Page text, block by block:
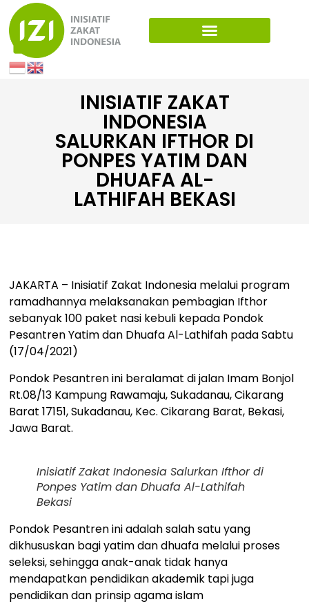
INISIATIF ZAKAT
INDONESIA
SALURKAN IFTHOR DI
PONPES YATIM DAN
DHUAFA AL-
LATHIFAH BEKASI
JAKARTA – Inisiatif Zakat Indonesia melalui program
ramadhannya melaksanakan pembagian Ifthor
sebanyak 100 paket nasi kebuli kepada Pondok
Pesantren Yatim dan Dhuafa Al-Lathifah pada Sabtu
(17/04/2021)
Pondok Pesantren ini beralamat di jalan Imam Bonjol
Rt.08/13 Kampung Rawamaju, Sukadanau, Cikarang
Barat 17151, Sukadanau, Kec. Cikarang Barat, Bekasi,
Jawa Barat.
Inisiatif Zakat Indonesia Salurkan Ifthor di
Ponpes Yatim dan Dhuafa Al-Lathifah
Bekasi
Pondok Pesantren ini adalah salah satu yang
dikhususkan bagi yatim dan dhuafa melalui proses
seleksi, sehingga anak-anak tidak hanya
mendapatkan pendidikan akademik tapi juga
pendidikan dan prinsip agama islam